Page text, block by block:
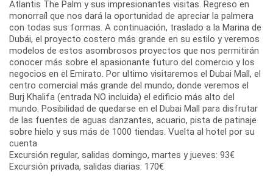
Atlantis The Palm y sus impresionantes visitas. Regreso en
monorraíl que nos dará la oportunidad de apreciar la palmera
con todas sus formas. A continuación, traslado a la Marina de
Dubái, el proyecto costero más grande en su estilo y veremos
modelos de estos asombrosos proyectos que nos permitirán
conocer más sobre el apasionante futuro del comercio y los
negocios en el Emirato. Por ultimo visitaremos el Dubai Mall, el
centro comercial más grande del mundo, donde veremos el
Burj Khalifa (entrada NO incluida) el edificio más alto del
mundo. Posibilidad de quedarse en el Dubai Mall para disfrutar
de las fuentes de aguas danzantes, acuario, pista de patinaje
sobre hielo y sus más de 1000 tiendas. Vuelta al hotel por su
cuenta
Excursión regular, salidas domingo, martes y jueves: 93€
Excursión privada, salidas diarias: 170€